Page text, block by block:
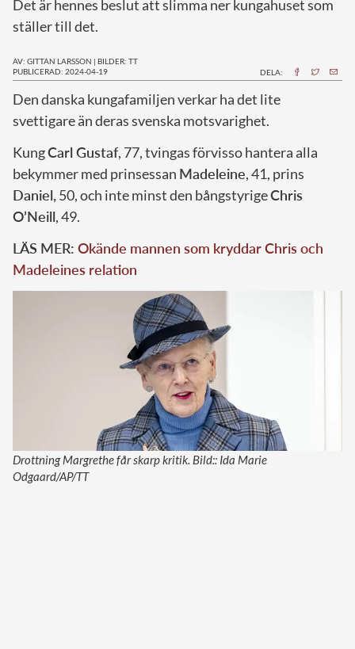
Det är hennes beslut att slimma ner kungahuset som
ställer till det.
AV: GITTAN LARSSON | BILDER: TT
PUBLICERAD: 2024-04-19
DELA:
Den danska kungafamiljen verkar ha det lite
svettigare än deras svenska motsvarighet.
KungCarl Gustaf, 77, tvingas förvisso hantera alla
bekymmer med prinsessan Madeleine, 41, prins
Daniel, 50, och inte minst den bångstyrigeChris
O’Neill, 49.
LÄS MER: Okände mannen som kryddar Chris och
Madeleines relation
Drottning Margrethe får skarp kritik. Bild:: Ida Marie
Odgaard/AP/TT